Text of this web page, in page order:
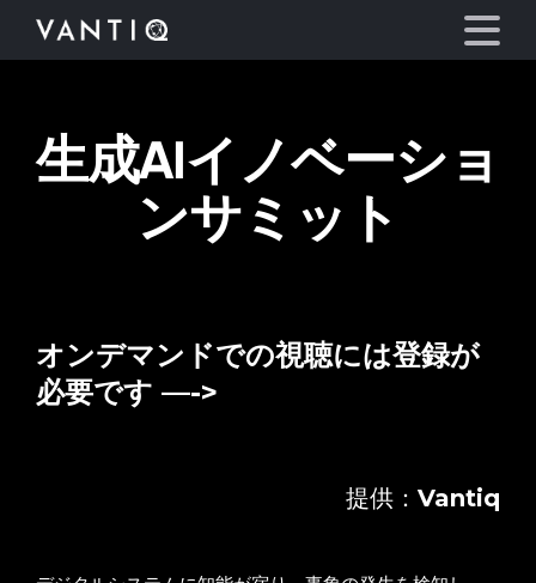
プラットフォーム
お役立ち情報
生成AIイノベーショ
ンサミット
オンデマンドでの視聴には登録が
必要です —->
提供： Vantiq